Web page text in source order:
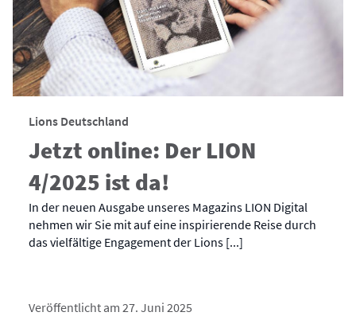
Lions Deutschland
Jetzt online: Der LION
4/2025 ist da!
In der neuen Ausgabe unseres Magazins LION Digital
nehmen wir Sie mit auf eine inspirierende Reise durch
das vielfältige Engagement der Lions [...]
Veröffentlicht am 27. Juni 2025